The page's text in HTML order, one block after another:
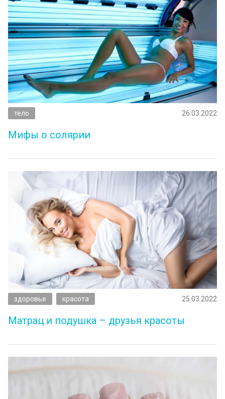
тело 26.03.2022
Мифы о солярии
здоровье красота 25.03.2022
Матрац и подушка – друзья красоты